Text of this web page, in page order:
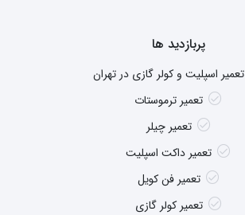
پربازدید ها
تعمیر اسپلیت و کولر گازی در تهران
تعمیر ترموستات
تعمیر چیلر
تعمیر داکت اسپلیت
تعمیر فن کویل
تعمیر کولر گازی